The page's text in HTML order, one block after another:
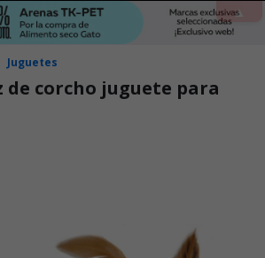
Juguetes
de corcho juguete para